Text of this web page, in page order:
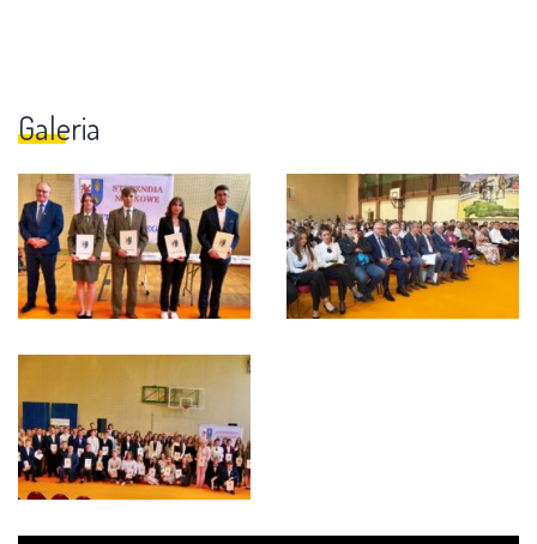
Galeria